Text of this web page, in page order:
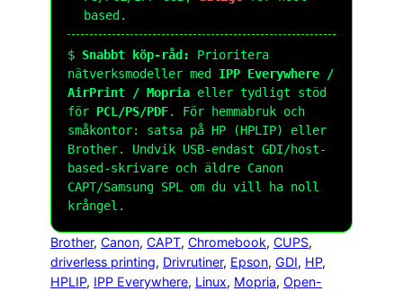
based.
$ Snabbt köp-råd:
Prioritera
nätverksmodeller med IPP Everywhere /
AirPrint / Mopria eller tydligt stöd
för PCL/PS/PDF. För hemmabruk och
småkontor: satsa på HP (HPLIP) eller
Brother. Undvik USB-endast GDI/host-
based-skrivare och äldre Canon
CAPT/Samsung SPL om du vill ha noll
krångel.
Brother, Canon, CAPT, Chromebook, CUPS
driverless printing, Drivrutiner, Epson, GDI, HP
HPLIP, IPP Everywhere, Linux, Mopria, Open-